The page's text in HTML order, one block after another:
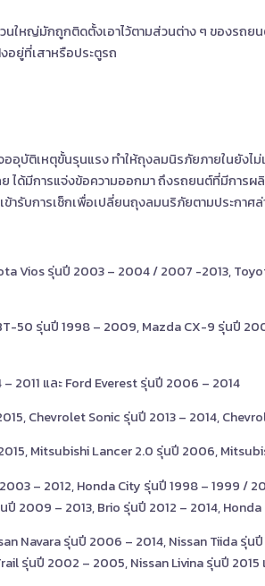
นใหญ่มักถูกติดตั้งเอาไว้ตามส่วนต่าง ๆ ของร
อยู่ที่เสาหรือประตูรถ
อุบัติเหตุขั้นรุนแรง ทำให้ถุงลมนิรภัยภายในยัง
ได้มีการแจ่งข้อความออกมา ถึงรถยนต์ที่มีกา
ารับการเช็กเพื่อเปลี่ยนถุงลมนริภัยตามประกาศ
Vios รุ่นปี 2003 – 2004 / 2007 -2013,
50 รุ่นปี 1998 – 2009, Mazda CX-9 รุ่นปี
2011 และ Ford Everest รุ่นปี 2006 – 2014
Chevrolet Sonic รุ่นปี 2013 – 2014,
Mitsubishi Lancer 2.0 รุ่นปี 2006,
– 2012, Honda City รุ่นปี 1998 – 1999 /
2009 – 2013, Brio รุ่นปี 2012 – 2014,
Navara รุ่นปี 2006 – 2014, Nissan Tiida
รุ่นปี 2002 – 2005, Nissan Livina รุ่นปี